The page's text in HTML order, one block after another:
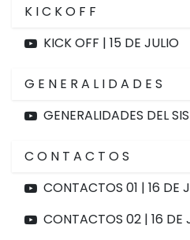
K I C K O F F
KICK OFF | 15 DE JULIO
G E N E R A L I D A D E S
GENERALIDADES DEL
C O N T A C T O S
CONTACTOS 01 | 16 DE
CONTACTOS 02 | 16 DE